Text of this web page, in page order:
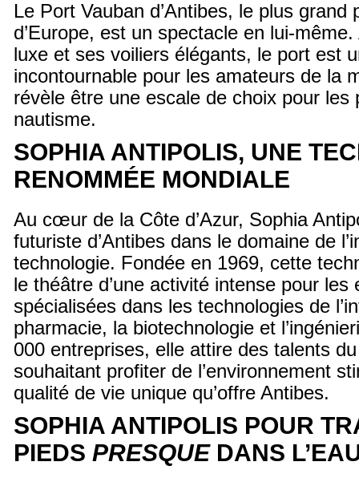
Le Port Vauban d’Antibes, le plus grand
d’Europe, est un spectacle en lui-
luxe et ses voiliers élégants, le port est
incontournable pour les amateurs de la
révèle être une escale de choix pour les
nautisme.
SOPHIA ANTIPOLIS, UNE
RENOMMÉE MONDIALE
Au cœur de la Côte d’Azur, Sophia
futuriste d’Antibes dans le domaine de
technologie. Fondée en 1969, cette
le théâtre d’une activité intense pour les
spécialisées dans les technologies de
pharmacie, la biotechnologie et
000 entreprises, elle attire des talents
souhaitant profiter de l’environnement
qualité de vie unique qu’offre Antibes.
SOPHIA ANTIPOLIS POUR
PIEDS PRESQUEDANS